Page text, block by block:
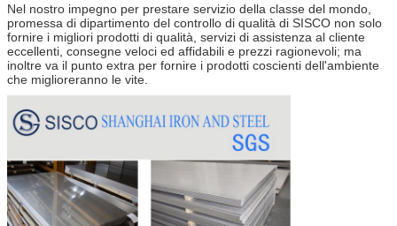
Nel nostro impegno per prestare servizio della classe del mondo,
promessa di dipartimento del controllo di qualità di SISCO non solo
fornire i migliori prodotti di qualità, servizi di assistenza al cliente
eccellenti, consegne veloci ed affidabili e prezzi ragionevoli; ma
inoltre va il punto extra per fornire i prodotti coscienti dell'ambiente
che miglioreranno le vite.